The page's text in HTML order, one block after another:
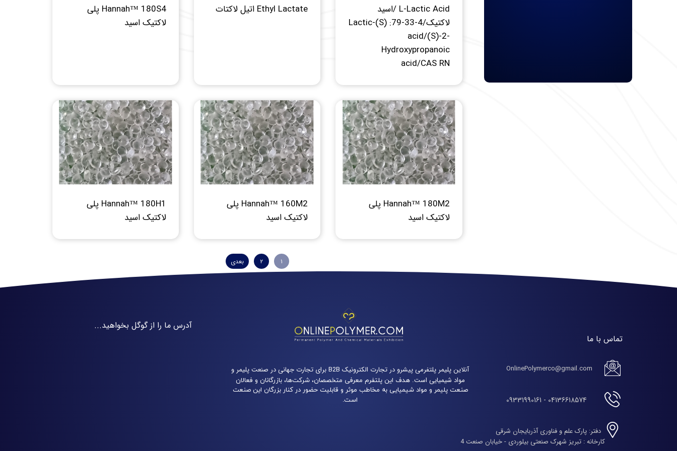
خدمات آزمایشگاه
L-Lactic Acid /اسید
لاکتیک/4-33-79: (S)-Lactic
acid/(S)-2-
Hydroxypropanoic
acid/CAS RN
Ethyl Lactate اتیل لاکتات
Hannah™ 180S4 پلی
لاکتیک اسید
Hannah™ 180M2 پلی
لاکتیک اسید
Hannah™ 160M2 پلی
لاکتیک اسید
Hannah™ 180H1 پلی
لاکتیک اسید
۱ ۲ بعدی
آنلاین پلیمر پلتفرمی پیشرو در تجارت الکترونیک B2B برای تجارت جهانی در صنعت پلیمر و
مواد شیمیایی است.هدف این پلتفرم معرفی متخصصان، شرکت‌ها، بازرگانان و فعالان
صنعت پلیمر و مواد شیمیایی به مخاطب موثر و قابلیت حضور در کنار بزرگان این صنعت
است.
تماس با ما
OnlinePolymerco@gmail.com
04136618574 - 09331990161
دفتر: پارک علم و فناوری آذربایجان شرقی
​​​​​​​کارخانه : تبریز شهرک صنعتی بیلوردی - خیابان صنعت 4
آدرس ما را از گوگل بخواهید...